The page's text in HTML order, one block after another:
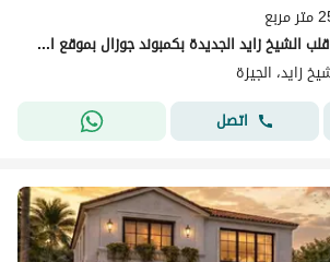
فيلا للبيع 250 متر في قلب الشيخ زايد الجديدة بكمبوند جوزال بموقع استراتيجي قريب من كل المحاور مع مساحات خضراء وبحيرات وتصميم أوروبي راقي
زايد، الجيزة
اتصل